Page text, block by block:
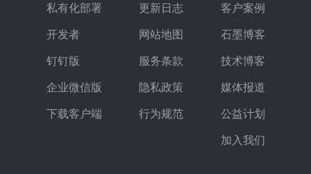
私有化部署
开发者
钉钉版
企业微信版
下载客户端
更新日志
网站地图
服务条款
隐私政策
行为规范
客户案例
石墨博客
技术博客
媒体报道
公益计划
加入我们